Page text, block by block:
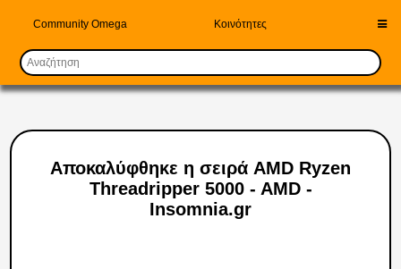
Community Omega Κοινότητες
Αποκαλύφθηκε η σειρά AMD Ryzen
Threadripper 5000 - AMD -
Insomnia.gr